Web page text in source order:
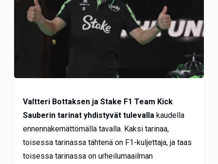
Valtteri Bottaksen ja Stake F1 Team Kick
Sauberin tarinat yhdistyvät tulevalla kaudella
ennennäkemättömällä tavalla. Kaksi tarinaa,
toisessa tarinassa tähtenä on F1-kuljettaja, ja taas
toisessa tarinassa on urheilumaailman